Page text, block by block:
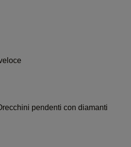
pendenti con diamanti